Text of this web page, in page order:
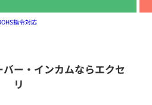
指令対応
ー・インカムならエクセ
リ